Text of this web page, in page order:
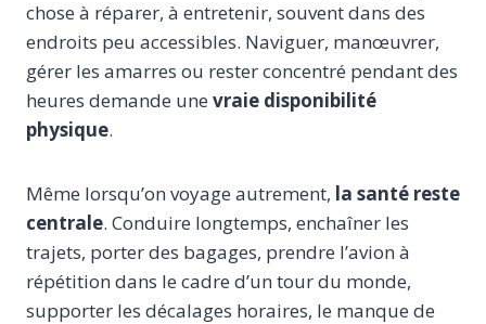
chose à réparer, à entretenir, souvent dans des
endroits peu accessibles. Naviguer, manœuvrer,
gérer les amarres ou rester concentré pendant des
heures demande une vraie disponibilité
physique.
Même lorsqu’on voyage autrement, la santé reste
centrale. Conduire longtemps, enchaîner les
trajets, porter des bagages, prendre l’avion à
répétition dans le cadre d’un tour du monde,
supporter les décalages horaires, le manque de